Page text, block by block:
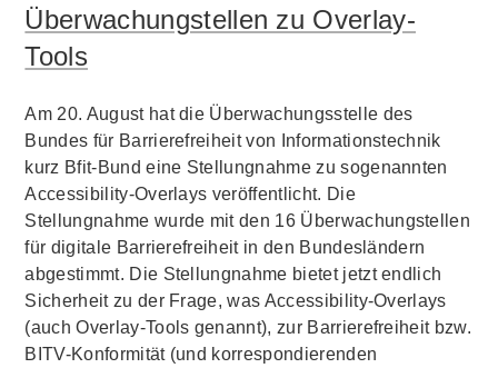
Überwachungstellen zu Overlay-
Tools
Am 20. August hat die Überwachungsstelle des
Bundes für Barrierefreiheit von Informationstechnik
kurz Bfit-Bund eine Stellungnahme zu sogenannten
Accessibility-Overlays veröffentlicht. Die
Stellungnahme wurde mit den 16 Überwachungstellen
für digitale Barrierefreiheit in den Bundesländern
abgestimmt. Die Stellungnahme bietet jetzt endlich
Sicherheit zu der Frage, was Accessibility-Overlays
(auch Overlay-Tools genannt), zur Barrierefreiheit bzw.
BITV-Konformität (und korrespondierenden